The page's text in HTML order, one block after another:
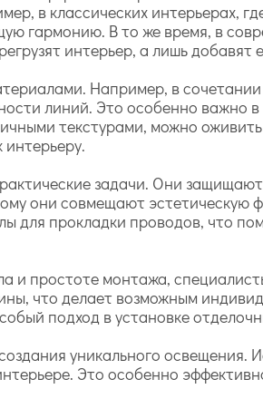
в классических интерьерах,
гармонию. В то же время, в
интерьер, а лишь добавят
Например, в
линий. Это особенно важно
текстурами, можно
задачи. Они
они совмещают эстетическую
прокладки проводов, что
и простоте монтажа,
что делает возможным
подход в установке
уникального освещения.
Это особенно